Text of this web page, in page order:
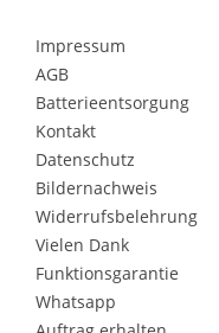
Impressum
AGB
Batterieentsorgung
Kontakt
Datenschutz
Bildernachweis
Widerrufsbelehrung
Vielen Dank
Funktionsgarantie
Whatsapp